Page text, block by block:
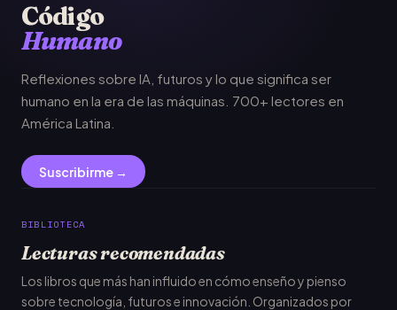
Código
Humano
Reflexiones sobre IA, futuros y lo que significa ser
humano en la era de las máquinas. 700+ lectores en
América Latina.
Suscribirme →
BIBLIOTECA
Lecturas recomendadas
Los libros que más han influido en cómo enseño y pienso
sobre tecnología, futuros e innovación. Organizados por